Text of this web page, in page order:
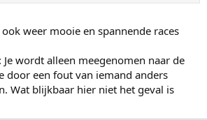
weer mooie en spannende races
wordt alleen meegenomen naar de
door een fout van iemand anders
Wat blijkbaar hier niet het geval is